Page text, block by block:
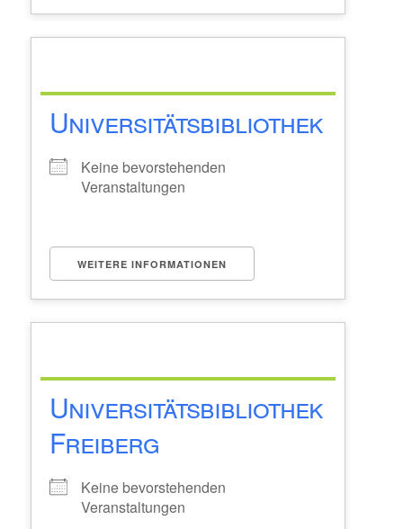
Universitätsbibliothek
Keine bevorstehenden
Veranstaltungen
WEITERE INFORMATIONEN
Universitätsbibliothek
Freiberg
Keine bevorstehenden
Veranstaltungen